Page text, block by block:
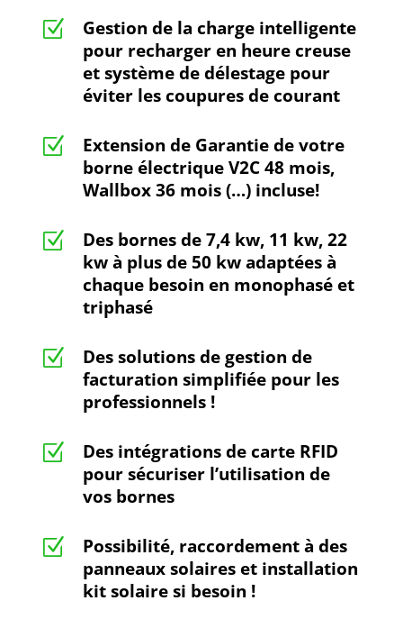
Z
Gestion de la charge intelligente
pour recharger en heure creuse
et système de délestage pour
éviter les coupures de courant
Z
Extension de Garantie de votre
borne électrique V2C 48 mois,
Wallbox 36 mois (…) incluse!
Z
Des bornes de 7,4 kw, 11 kw, 22
kw à plus de 50 kw adaptées à
chaque besoin en monophasé et
triphasé
Z
Des solutions de gestion de
facturation simplifiée pour les
professionnels !
Z
Des intégrations de carte RFID
pour sécuriser l’utilisation de
vos bornes
Z
Possibilité, raccordement à des
panneaux solaires et installation
kit solaire si besoin !